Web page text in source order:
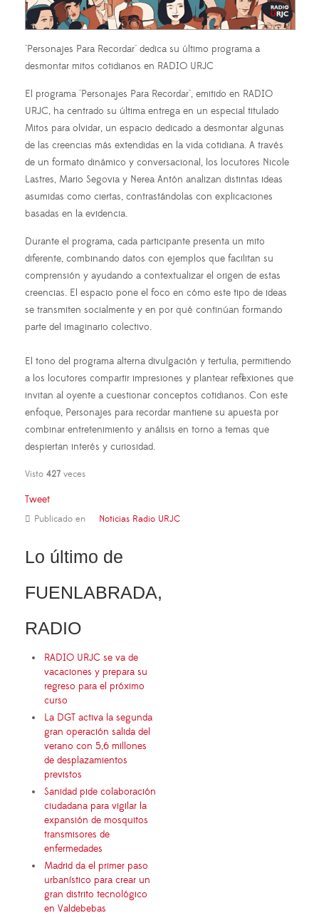
"Personajes Para Recordar" dedica su último programa a
desmontar mitos cotidianos en RADIO URJC
El programa "Personajes Para Recordar", emitido en RADIO
URJC, ha centrado su última entrega en un especial titulado
Mitos para olvidar, un espacio dedicado a desmontar algunas
de las creencias más extendidas en la vida cotidiana. A través
de un formato dinámico y conversacional, los locutores Nicole
Lastres, Mario Segovia y Nerea Antón analizan distintas ideas
asumidas como ciertas, contrastándolas con explicaciones
basadas en la evidencia.
Durante el programa, cada participante presenta un mito
diferente, combinando datos con ejemplos que facilitan su
comprensión y ayudando a contextualizar el origen de estas
creencias. El espacio pone el foco en cómo este tipo de ideas
se transmiten socialmente y en por qué continúan formando
parte del imaginario colectivo.
El tono del programa alterna divulgación y tertulia, permitiendo
a los locutores compartir impresiones y plantear reflexiones que
invitan al oyente a cuestionar conceptos cotidianos. Con este
enfoque, Personajes para recordar mantiene su apuesta por
combinar entretenimiento y análisis en torno a temas que
despiertan interés y curiosidad.
Visto 427 veces
Tweet
Publicado en Noticias Radio URJC
Lo último de
FUENLABRADA,
RADIO
RADIO URJC se va de
vacaciones y prepara su
regreso para el próximo
curso
La DGT activa la segunda
gran operación salida del
verano con 5,6 millones
de desplazamientos
previstos
Sanidad pide colaboración
ciudadana para vigilar la
expansión de mosquitos
transmisores de
enfermedades
Madrid da el primer paso
urbanístico para crear un
gran distrito tecnológico
en Valdebebas